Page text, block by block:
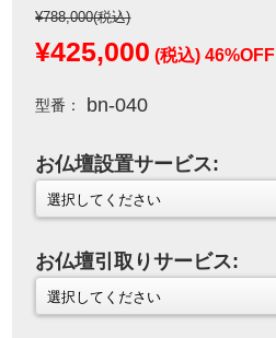
¥788,000(税込)
¥425,000 (税込) 46%OFF
型番： bn-040
お仏壇設置サービス:
お仏壇引取りサービス: